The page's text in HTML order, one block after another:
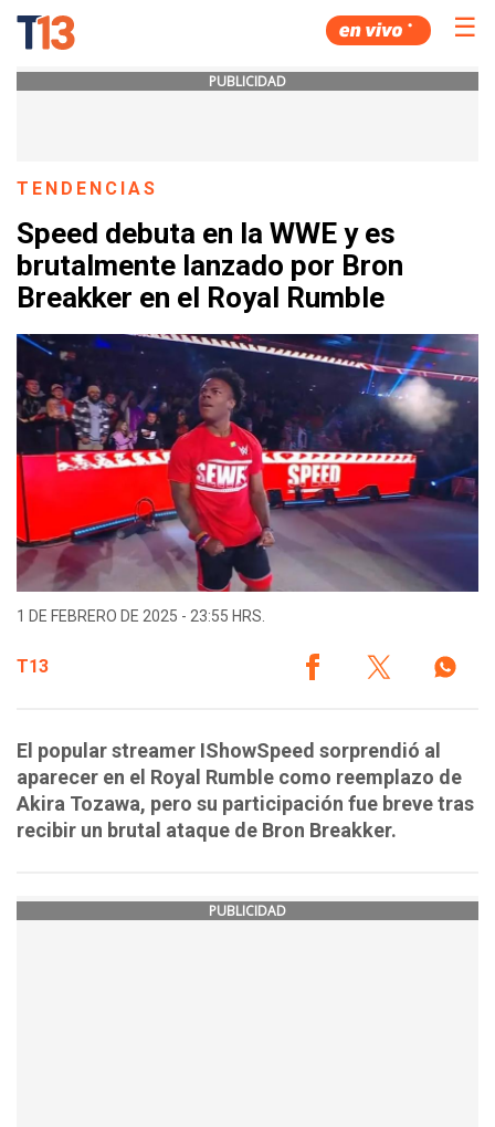
☰
PUBLICIDAD
TENDENCIAS
Speed debuta en la WWE y es
brutalmente lanzado por Bron
Breakker en el Royal Rumble
1 DE FEBRERO DE 2025 - 23:55 HRS.
T13
El popular streamer IShowSpeed sorprendió al
aparecer en el Royal Rumble como reemplazo de
Akira Tozawa, pero su participación fue breve tras
recibir un brutal ataque de Bron Breakker.
PUBLICIDAD